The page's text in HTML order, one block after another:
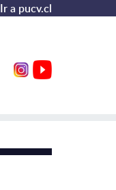
Ir a pucv.cl